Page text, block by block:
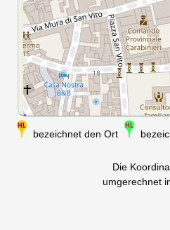
bezeichnet den Ort
Die
umgerechnet